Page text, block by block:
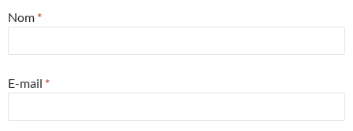
Nom *
E-mail *